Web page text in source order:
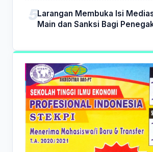
Larangan Membuka Isi
Main dan Sanksi Bagi